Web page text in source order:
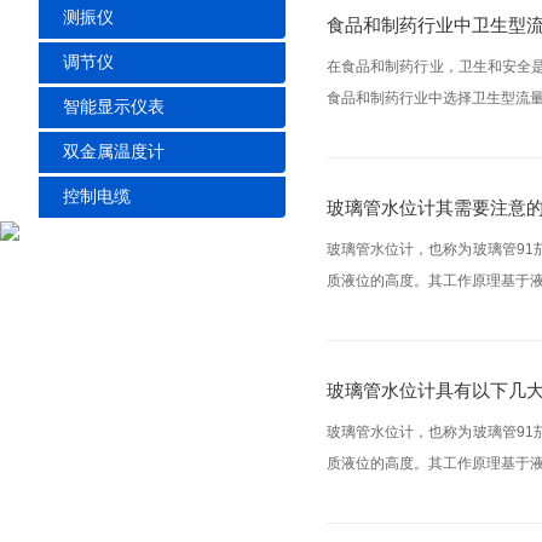
测振仪
调节仪
智能显示仪表
双金属温度计
控制电缆
食品和制药行业中卫生型
在食品和制药行业，卫生和安全
食品和制药行业中选择卫生型流
玻璃管水位计其需要注意
玻璃管水位计，也称为玻璃管91
质液位的高度。其工作原理基于
玻璃管水位计具有以下几
玻璃管水位计，也称为玻璃管91
质液位的高度。其工作原理基于